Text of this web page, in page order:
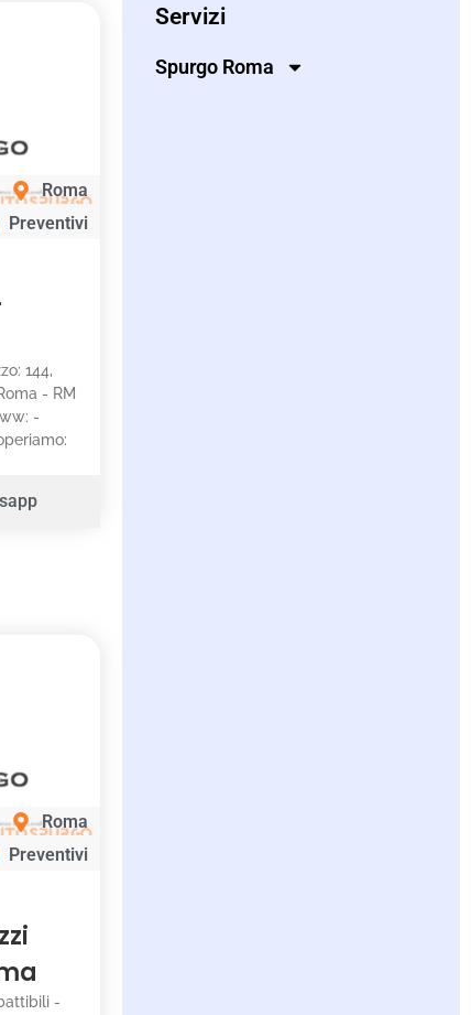
Roma
Preventivi
144,
- RM
-
Roma
Preventivi
-
Servizi
Spurgo Roma